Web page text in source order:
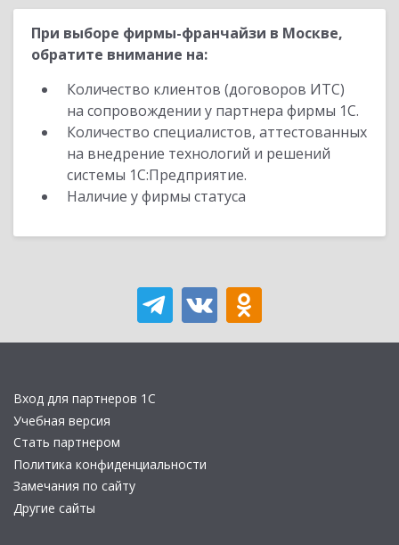
При выборе фирмы-франчайзи в Москве,
обратите внимание на:
Количество клиентов (договоров ИТС)
на сопровождении у партнера фирмы 1С.
Количество специалистов, аттестованных
на внедрение технологий и решений
системы 1С:Предприятие.
Наличие у фирмы статуса
Вход для партнеров 1С
Учебная версия
Стать партнером
Политика конфиденциальности
Замечания по сайту
Другие сайты